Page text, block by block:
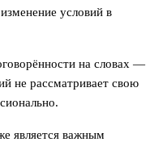
условий в
на словах —
не рассматривает свою
является важным